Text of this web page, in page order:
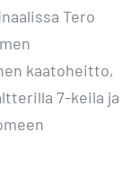
Tero
kaatoheitto,
7-keila ja